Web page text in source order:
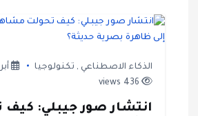
الذكاء الاصطناعي , تكنولوجيا
436 views
انتشار صور جيبلي: كيف